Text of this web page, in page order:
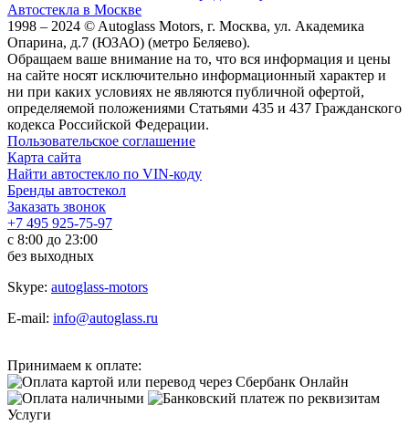
Автостекла в Москве
1998 – 2024 © Autoglass Motors, г. Москва, ул. Академика
Опарина, д.7 (ЮЗАО) (метро Беляево).
Обращаем ваше внимание на то, что вся информация и цены
на сайте носят исключительно информационный характер и
ни при каких условиях не являются публичной офертой,
определяемой положениями Статьями 435 и 437 Гражданского
кодекса Российской Федерации.
Пользовательское соглашение
Карта сайта
Найти автостекло по VIN-коду
Бренды автостекол
Заказать звонок
+7 495 925-75-97
с 8:00 до 23:00
без выходных
Skype: autoglass-motors
E-mail: info@autoglass.ru
Принимаем к оплате:
Услуги